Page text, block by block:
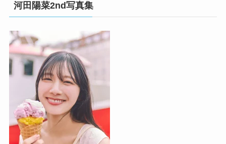
河田陽菜2nd写真集